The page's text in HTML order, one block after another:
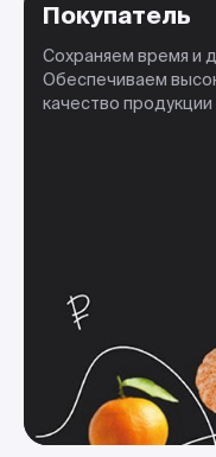
Покупатель
Сохраняем время и
Обеспечиваем
качество продукции